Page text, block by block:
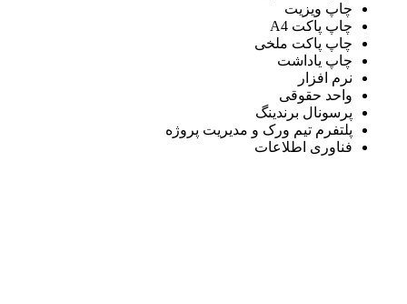
چاپ ویزیت
چاپ پاکت A4
چاپ پاکت ملخی
چاپ یاداشت
نرم افزار
واحد حقوقی
پرسونال برندینگ
پلتفرم تیم ورک و مدیریت پروژه
فناوری اطلاعات